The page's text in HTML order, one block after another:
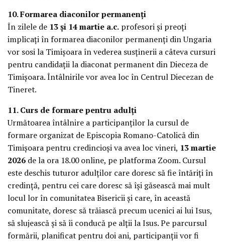
10. Formarea diaconilor permanenți
În zilele de 13 și 14 martie a.c. profesori și preoți
implicați în formarea diaconilor permanenți din Ungaria
vor sosi la Timișoara în vederea susținerii a câteva cursuri
pentru candidații la diaconat permanent din Dieceza de
Timișoara. Întâlnirile vor avea loc în Centrul Diecezan de
Tineret.
11. Curs de formare pentru adulți
Următoarea întâlnire a participanților la cursul de
formare organizat de Episcopia Romano-Catolică din
Timișoara pentru credincioși va avea loc vineri, 13 martie
2026 de la ora 18.00 online, pe platforma Zoom. Cursul
este deschis tuturor adulților care doresc să fie întăriți în
credință, pentru cei care doresc să își găsească mai mult
locul lor în comunitatea Bisericii și care, în această
comunitate, doresc să trăiască precum ucenici ai lui Isus,
să slujească și să îi conducă pe alții la Isus. Pe parcursul
formării, planificat pentru doi ani, participanții vor fi